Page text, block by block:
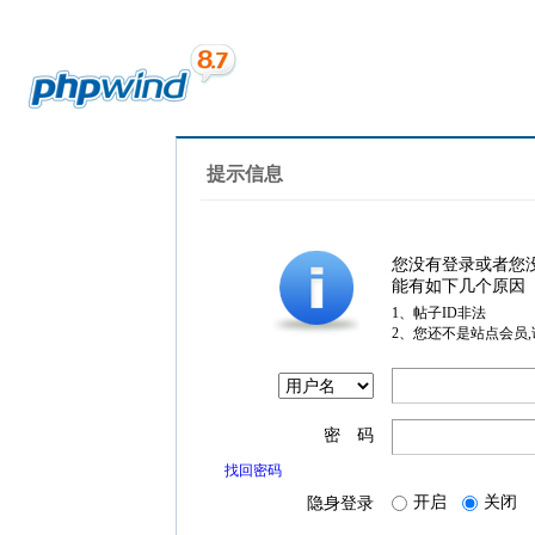
提示信息
您没有登录或者您
能有如下几个原因
1、帖子ID非法
2、您还不是站点会员
密 码
找回密码
隐身登录 开启 关闭